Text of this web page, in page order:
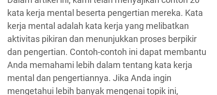
kata kerja mental beserta pengertian mereka. Kata
kerja mental adalah kata kerja yang melibatkan
aktivitas pikiran dan menunjukkan proses berpikir
dan pengertian. Contoh-contoh ini dapat membantu
Anda memahami lebih dalam tentang kata kerja
mental dan pengertiannya. Jika Anda ingin
mengetahui lebih banyak mengenai topik ini,